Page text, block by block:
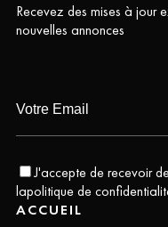
Recevez des mises à jour
nouvelles annonces
J'accepte de recevoir
lapolitique de
ACCUEIL